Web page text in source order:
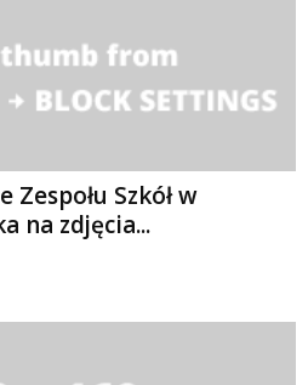
Szkół w
na zdjęcia...